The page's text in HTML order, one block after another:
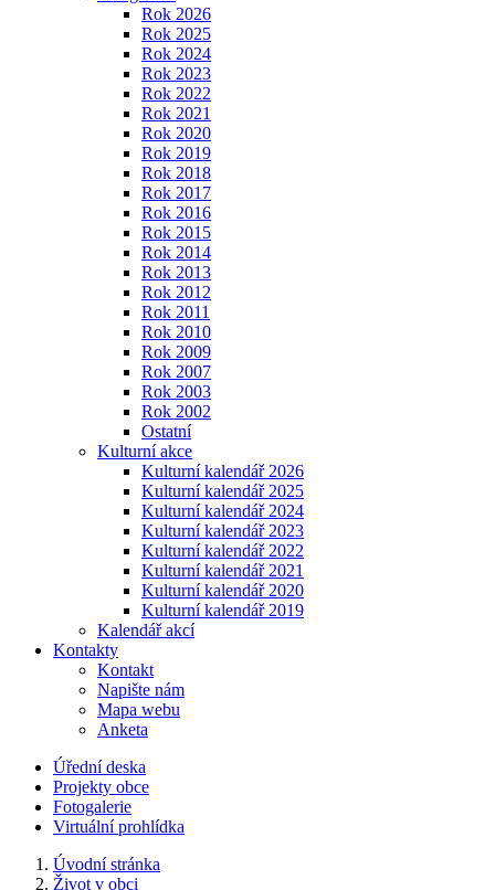
Rok 2026
Rok 2025
Rok 2024
Rok 2023
Rok 2022
Rok 2021
Rok 2020
Rok 2019
Rok 2018
Rok 2017
Rok 2016
Rok 2015
Rok 2014
Rok 2013
Rok 2012
Rok 2011
Rok 2010
Rok 2009
Rok 2007
Rok 2003
Rok 2002
Ostatní
Kulturní akce
Kulturní kalendář 2026
Kulturní kalendář 2025
Kulturní kalendář 2024
Kulturní kalendář 2023
Kulturní kalendář 2022
Kulturní kalendář 2021
Kulturní kalendář 2020
Kulturní kalendář 2019
Kalendář akcí
Kontakty
Kontakt
Napište nám
Mapa webu
Anketa
Úřední deska
Projekty obce
Fotogalerie
Virtuální prohlídka
Úvodní stránka
Život v obci